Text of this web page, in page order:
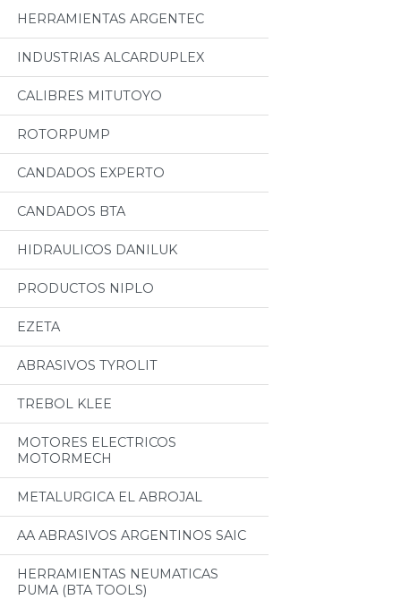
HERRAMIENTAS ARGENTEC
INDUSTRIAS ALCARDUPLEX
CALIBRES MITUTOYO
ROTORPUMP
CANDADOS EXPERTO
CANDADOS BTA
HIDRAULICOS DANILUK
PRODUCTOS NIPLO
EZETA
ABRASIVOS TYROLIT
TREBOL KLEE
MOTORES ELECTRICOS
MOTORMECH
METALURGICA EL ABROJAL
AA ABRASIVOS ARGENTINOS SAIC
HERRAMIENTAS NEUMATICAS
PUMA (BTA TOOLS)